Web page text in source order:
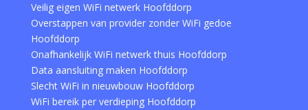
Veilig eigen WiFi netwerk Hoofddorp
Overstappen van provider zonder WiFi gedoe
Hoofddorp
Onafhankelijk WiFi netwerk thuis Hoofddorp
Data aansluiting maken Hoofddorp
Slecht WiFi in nieuwbouw Hoofddorp
WiFi bereik per verdieping Hoofddorp